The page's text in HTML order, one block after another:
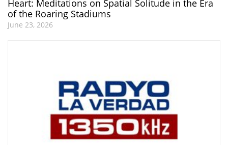
Heart: Meditations on Spatial Solitude in the Era
of the Roaring Stadiums
June 23, 2026